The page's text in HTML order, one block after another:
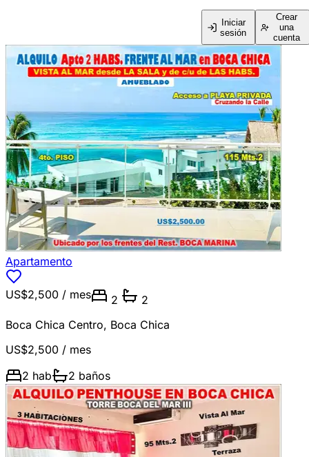
Iniciar
sesión
Crear
una
cuenta
Apartamento
US$2,500 / mes 2
2
Boca Chica Centro, Boca Chica
US$2,500 / mes
2 hab 2 baños